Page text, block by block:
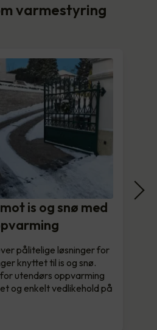
varmestyring
is og snø med
pålitelige løsninger for
knyttet til is og snø.
utendørs oppvarming
og enkelt vedlikehold på